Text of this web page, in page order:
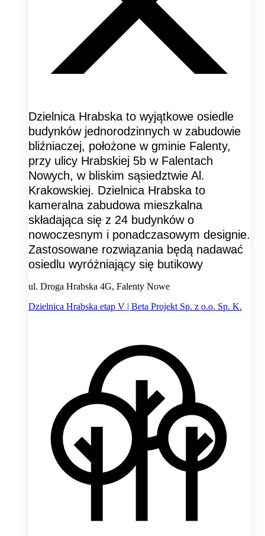
Dzielnica Hrabska to wyjątkowe osiedle
budynków jednorodzinnych w zabudowie
bliźniaczej, położone w gminie Falenty,
przy ulicy Hrabskiej 5b w Falentach
Nowych, w bliskim sąsiedztwie Al.
Krakowskiej. Dzielnica Hrabska to
kameralna zabudowa mieszkalna
składająca się z 24 budynków o
nowoczesnym i ponadczasowym designie.
Zastosowane rozwiązania będą nadawać
osiedlu wyróżniający się butikowy
ul. Droga Hrabska 4G, Falenty Nowe
Dzielnica Hrabska etap V | Beta Projekt Sp. z o.o. Sp. K.